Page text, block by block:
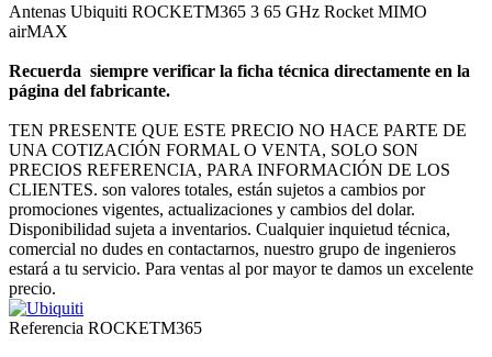
Antenas Ubiquiti ROCKETM365 3 65 GHz Rocket MIMO
airMAX
Recuerda siempre verificar la ficha técnica directamente en la
página del fabricante.
TEN PRESENTE QUE ESTE PRECIO NO HACE PARTE DE
UNA COTIZACIÓN FORMAL O VENTA, SOLO SON
PRECIOS REFERENCIA, PARA INFORMACIÓN DE LOS
CLIENTES. son valores totales, están sujetos a cambios por
promociones vigentes, actualizaciones y cambios del dolar.
Disponibilidad sujeta a inventarios. Cualquier inquietud técnica,
comercial no dudes en contactarnos, nuestro grupo de ingenieros
estará a tu servicio. Para ventas al por mayor te damos un excelente
precio.
Referencia ROCKETM365